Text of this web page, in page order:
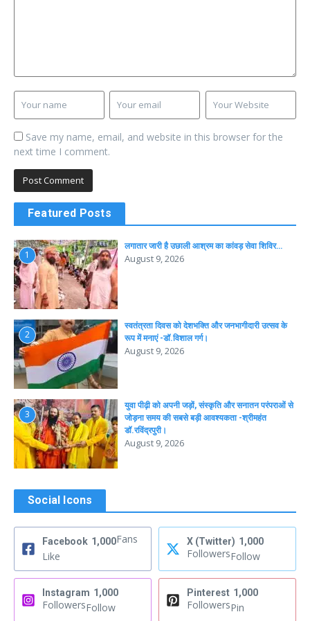
Save my name, email, and website in this browser for the
next time I comment.
Featured Posts
1
लगातार जारी है उछाली आश्रम का कांवड़ सेवा शिविर…
August 9, 2026
2
स्वतंत्रता दिवस को देशभक्ति और जनभागीदारी उत्सव के
रूप में मनाएं -डॉ.विशाल गर्ग।
August 9, 2026
3
युवा पीढ़ी को अपनी जड़ों, संस्कृति और सनातन परंपराओं से
जोड़ना समय की सबसे बड़ी आवश्यकता -श्रीमहंत
डॉ.रविंद्रपुरी।
August 9, 2026
Social Icons
Facebook 1,000Fans
Like
X (Twitter) 1,000
FollowersFollow
Instagram 1,000
FollowersFollow
Pinterest 1,000
FollowersPin